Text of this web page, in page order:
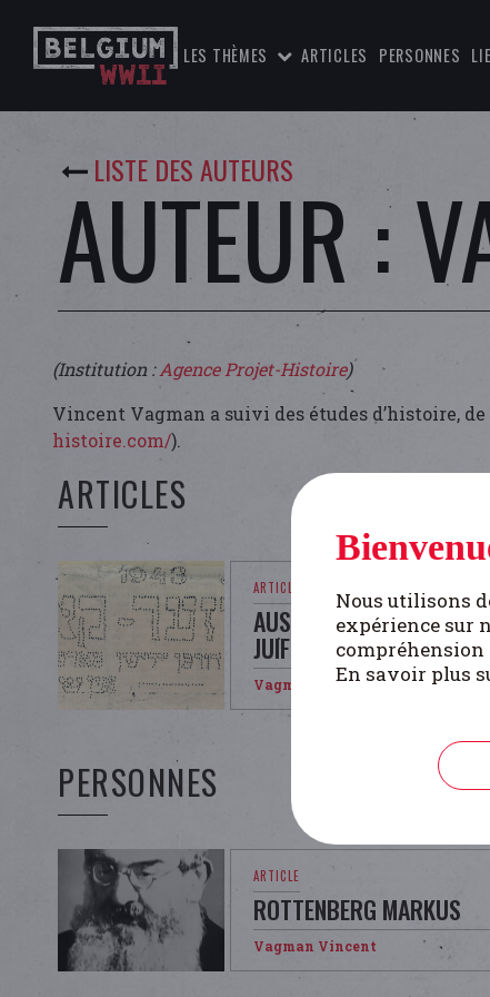
LES THÈMES ARTICLES PERSONNES
LISTE DES AUTEURS
AUTEUR :
(Institution :Agence Projet-Histoire)
Vincent Vagman a suivi des études d’histoire,
histoire.com/).
ARTICLES
AUSCHWITZ :
JUIFS CACHÉS EN
Vagman Vincent
PERSONNES
ROTTENBERG MARKUS
Vagman Vincent
Nous utilisons
expérience sur
compréhension
En savoir plus